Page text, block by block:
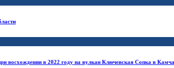
восхождении в 2022 году на вулкан Ключевская Сопка в